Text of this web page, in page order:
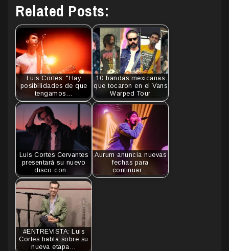
Related Posts:
Luis Cortes: "Hay
posibilidades de que
tengamos…
10 bandas mexicanas
que tocaron en el Vans
Warped Tour
Luis Cortes Cervantes
presentará su nuevo
disco con…
Aurum anuncia nuevas
fechas para
continuar…
#ENTREVISTA: Luis
Cortes habla sobre su
nueva etapa…